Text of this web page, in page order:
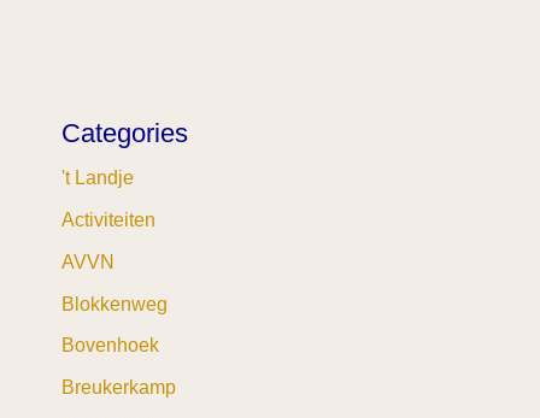
Categories
't Landje
Activiteiten
AVVN
Blokkenweg
Bovenhoek
Breukerkamp